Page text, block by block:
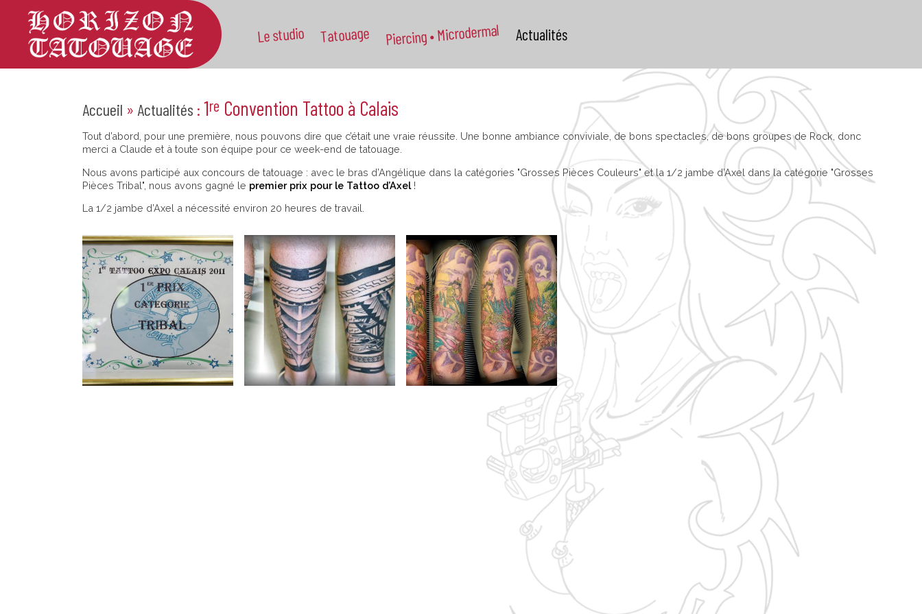
Le studio Tatouage Piercing • Microdermal Actualités
Accueil » Actualités : 1re Convention Tattoo à Calais
Tout d’abord, pour une première, nous pouvons dire que c’était une vraie réussite. Une bonne ambiance conviviale, de bons spectacles, de bons groupes de Rock, donc
merci a Claude et à toute son équipe pour ce week-end de tatouage.
Nous avons participé aux concours de tatouage : avec le bras d’Angélique dans la catégories "Grosses Pièces Couleurs" et la 1/2 jambe d’Axel dans la catégorie "Grosses
Pièces Tribal", nous avons gagné le premier prix pour le Tattoo d’Axel!
La 1/2 jambe d’Axel a nécessité environ 20 heures de travail.